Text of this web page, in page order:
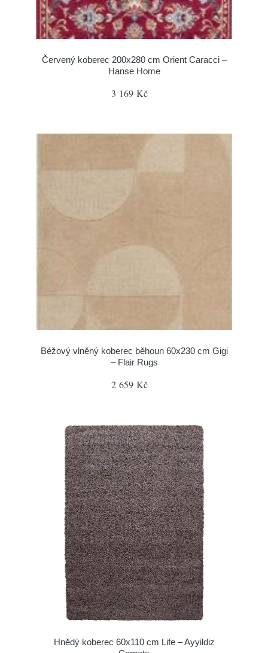
Červený koberec 200x280 cm Orient Caracci –
Hanse Home
3 169 Kč
Béžový vlněný koberec běhoun 60x230 cm Gigi
– Flair Rugs
2 659 Kč
Hnědý koberec 60x110 cm Life – Ayyildiz